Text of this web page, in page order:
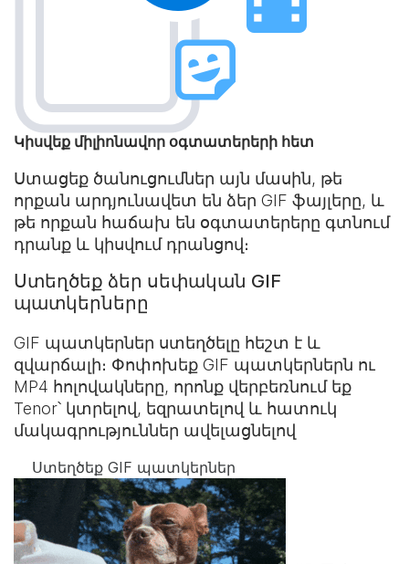
Կիսվեք միլիոնավոր օգտատերերի հետ
Ստացեք ծանուցումներ այն մասին, թե
որքան արդյունավետ են ձեր GIF ֆայլերը, և
թե որքան հաճախ են օգտատերերը գտնում
դրանք և կիսվում դրանցով։
Ստեղծեք ձեր սեփական GIF
պատկերները
GIF պատկերներ ստեղծելը հեշտ է և
զվարճալի։ Փոփոխեք GIF պատկերներն ու
MP4 հոլովակները, որոնք վերբեռնում եք
Tenor՝ կտրելով, եզրատելով և հատուկ
մակագրություններ ավելացնելով
Ստեղծեք GIF պատկերներ